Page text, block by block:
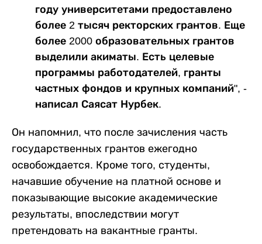
году университетами предоставлено
более 2 тысяч ректорских грантов. Еще
более 2000 образовательных грантов
выделили акиматы. Есть целевые
программы работодателей, гранты
частных фондов и крупных компаний", -
написал Саясат Нурбек.
Он напомнил, что после зачисления часть
государственных грантов ежегодно
освобождается. Кроме того, студенты,
начавшие обучение на платной основе и
показывающие высокие академические
результаты, впоследствии могут
претендовать на вакантные гранты.